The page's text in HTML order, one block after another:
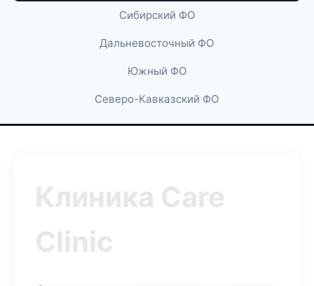
Сибирский ФО
Дальневосточный ФО
Южный ФО
Северо-Кавказский ФО
Клиника Care
Clinic